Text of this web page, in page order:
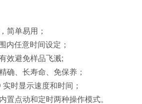
简单易用；
内任意时间设定；
效避免样品飞溅;
确、长寿命、免保养；
时显示速度和时间；
置点动和定时两种操作模式。